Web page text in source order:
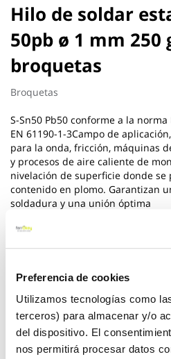
Preferencia de cookies
Utilizamos tecnologías como
terceros) para almacenar y/o
del dispositivo. El
nos permitirá procesar datos
Hilo de soldar
50pb ø 1 mm
broquetas
Broquetas
S-Sn50 Pb50 conforme a la norma
EN 61190-1-3Campo de
para la onda, fricción, máquinas
y procesos de aire caliente de
nivelación de superficie donde se
contenido en plomo. Garantizan
soldadura y una unión óptima
Saltar
al
comienzo
de
la
galería
de